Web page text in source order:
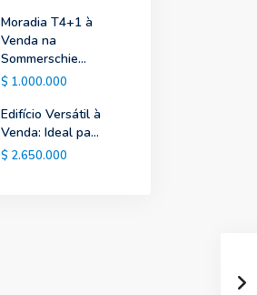
Moradia T4+1 à
Venda na
Sommerschie...
$ 1.000.000
Edifício Versátil à
Venda: Ideal pa...
$ 2.650.000